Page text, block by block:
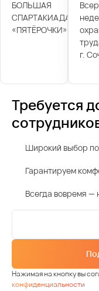
БОЛЬШАЯ
СПАРТАКИАДА
«ПЯТЁРОЧКИ»
г.
Требуется
Широкий выбор
Гарантируем
Всегда вовремя —
Нажимая на кнопку вы
конфиденциальности